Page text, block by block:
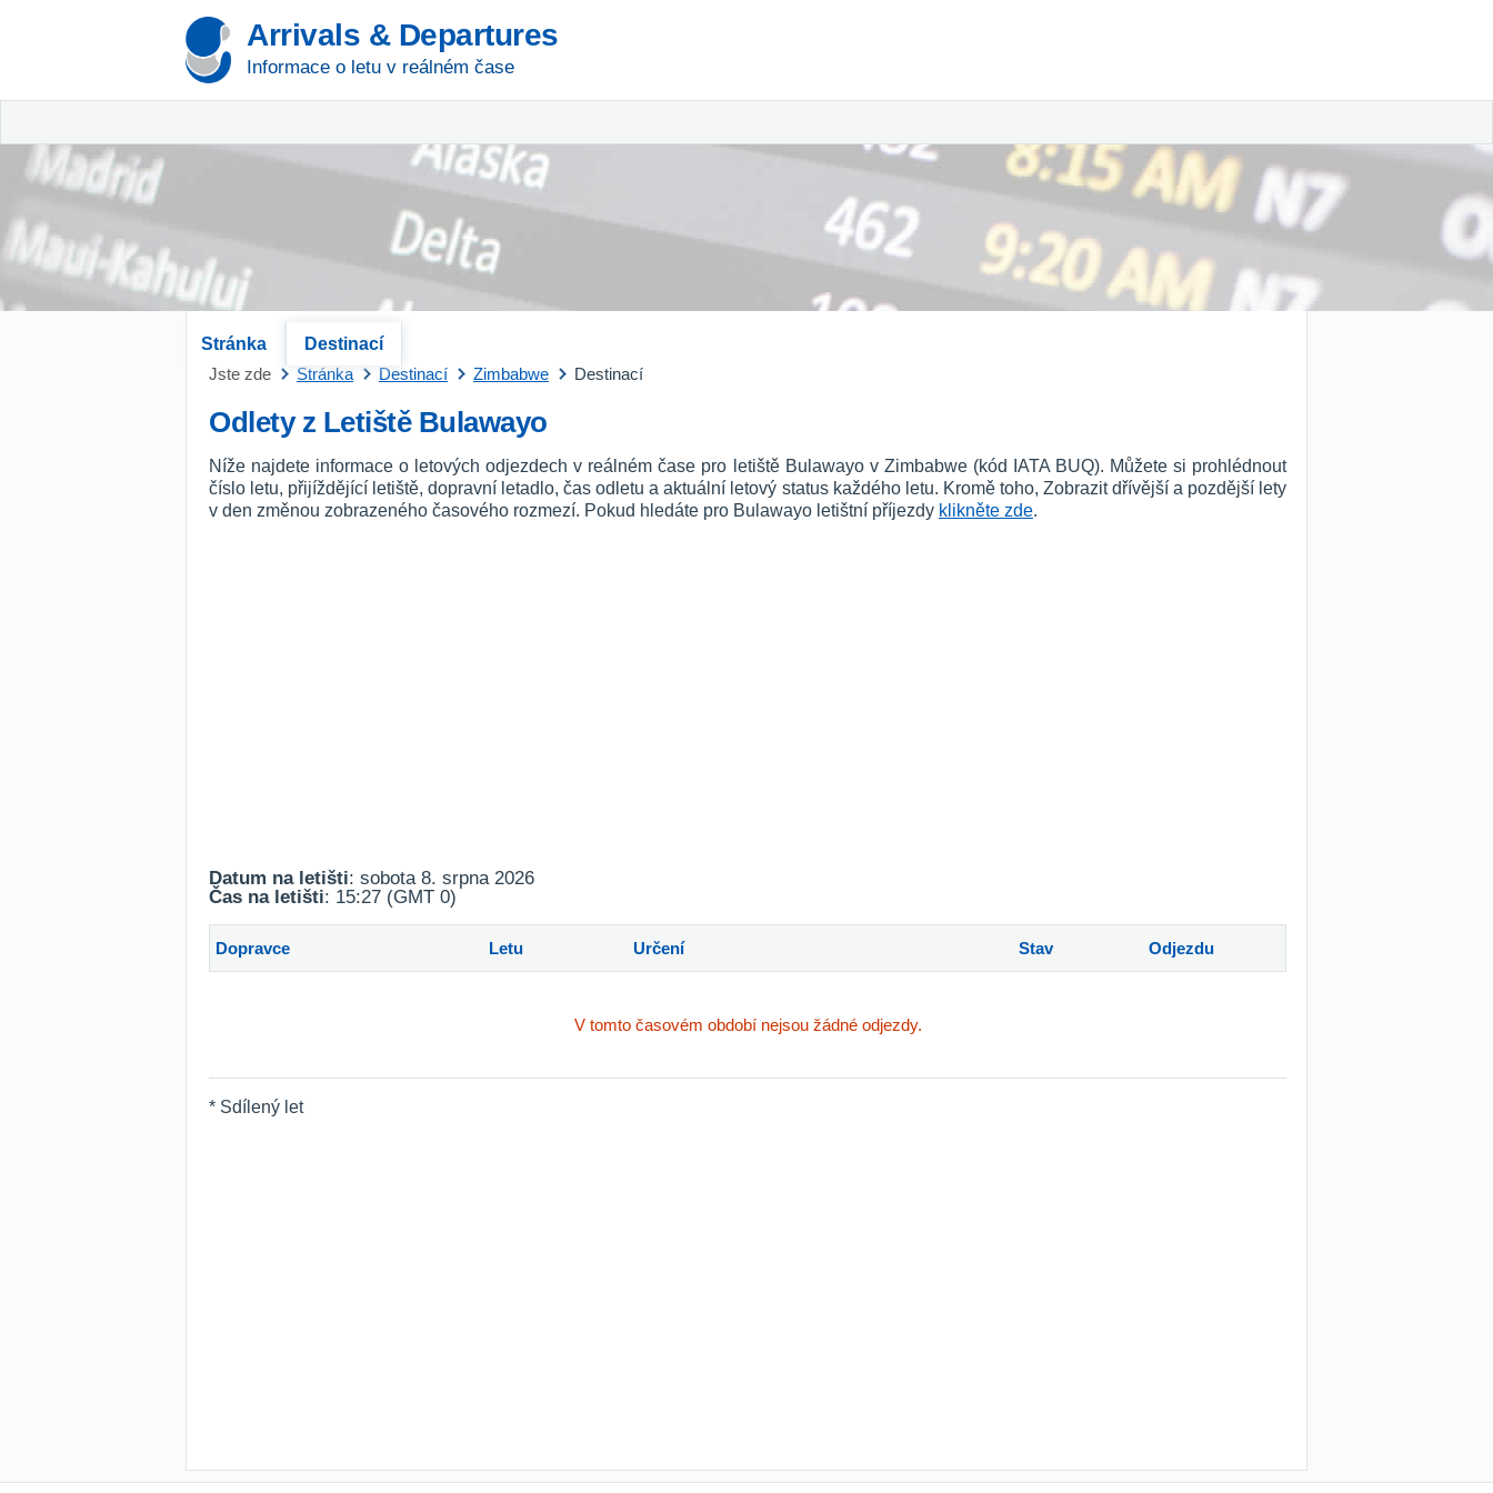
Arrivals & Departures
Informace o letu v reálném čase
Stránka
Destinací
Jste zde
Stránka Destinací Zimbabwe Destinací
Odlety z Letiště Bulawayo
Níže najdete informace o letových odjezdech v reálném čase pro letiště Bulawayo v Zimbabwe (kód IATA BUQ). Můžete si prohlédnout
číslo letu, přijíždějící letiště, dopravní letadlo, čas odletu a aktuální letový status každého letu. Kromě toho, Zobrazit dřívější a pozdější lety
v den změnou zobrazeného časového rozmezí. Pokud hledáte pro Bulawayo letištní příjezdy klikněte zde.
Datum na letišti: sobota 8. srpna 2026
Čas na letišti: 15:27 (GMT 0)
Dopravce Letu Určení Stav Odjezdu
V tomto časovém období nejsou žádné odjezdy.
* Sdílený let